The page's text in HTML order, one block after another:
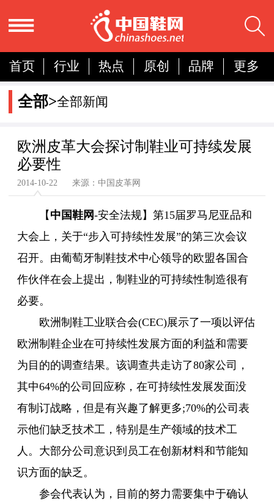
首页 行业 热点 原创 品牌
更多
国内
国际
分析
全部>全部新闻
欧洲皮革大会探讨制鞋业可持续发展
必要性
2014-10-22 来源：中国皮革网
【 中国鞋网-安全法规】第15届罗马尼亚品和
大会上，关于“步入可持续性发展”的第三次会议
召开。由葡萄牙制鞋技术中心领导的欧盟各国合
作伙伴在会上提出，制鞋业的可持续性制造很有
必要。
欧洲制鞋工业联合会(CEC)展示了一项以评估
欧洲制鞋企业在可持续性发展方面的利益和需要
为目的的调查结果。该调查共走访了80家公司，
其中64%的公司回应称，在可持续性发展发面没
有制订战略，但是有兴趣了解更多;70%的公司表
示他们缺乏技术工，特别是生产领域的技术工
人。大部分公司意识到员工在创新材料和节能知
识方面的缺乏。
参会代表认为，目前的努力需要集中于确认